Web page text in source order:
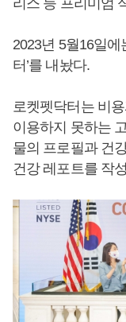
리스 등 프리미엄
2023년 5월16일에
터’를 내놨다.
로켓펫닥터는 비
이용하지 못하는
물의 프로필과 건
건강 레포트를 작